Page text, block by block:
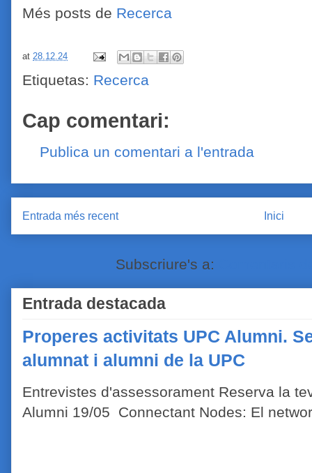
Més posts de Recerca
at 28.12.24
Etiquetas: Recerca
Cap comentari:
Publica un comentari a l'entrada
Entrada més recent Inici
Subscriure's a:
Entrada destacada
Properes activitats UPC Alumni.
alumnat i alumni de la UPC
Entrevistes d'assessorament Reserva la
Alumni 19/05 Connectant Nodes: El